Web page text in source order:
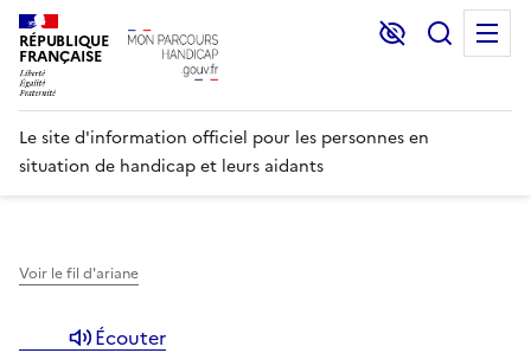
RÉPUBLIQUE
FRANÇAISE
Lecture et
Le site d'information officiel pour les personnes en
situation de handicap et leurs aidants
Voir le fil d'ariane
Écouter